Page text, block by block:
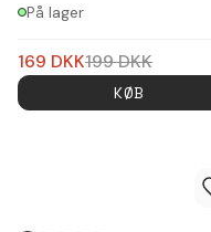
På lager
169 DKK199DKK
KØB